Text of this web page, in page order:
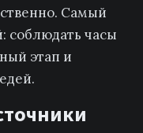
Самый
соблюдать часы
этап и